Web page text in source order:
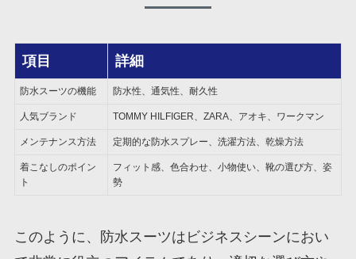
項目 詳細
防水スーツの機能 防水性、通気性、耐久性
人気ブランド TOMMY HILFIGER、ZARA、アオキ、ワークマン
メンテナンス方法 定期的な防水スプレー、洗濯方法、乾燥方法
着こなしのポイン
ト
フィット感、色合わせ、小物使い、靴の選び方、姿
勢
このように、防水スーツはビジネスシーンにおい